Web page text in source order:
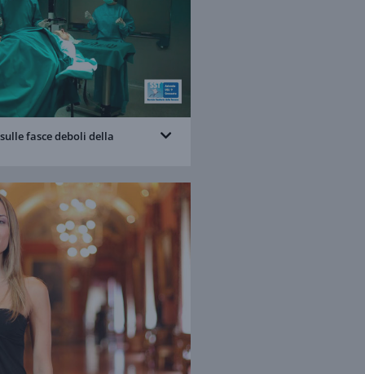
fasce deboli della